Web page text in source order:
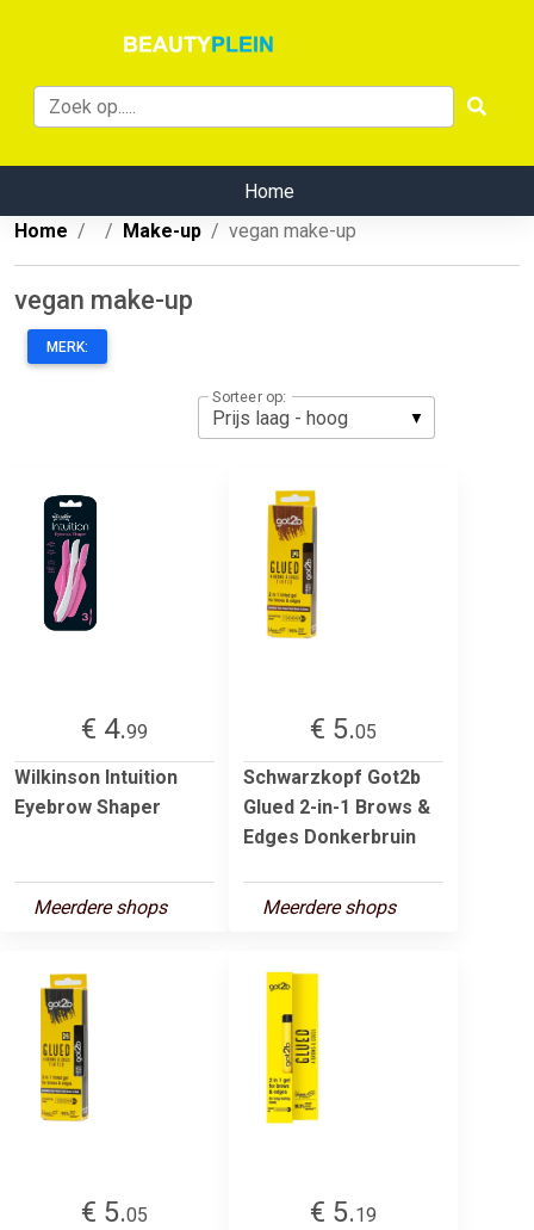
Home
Home
Make-up vegan make-up
vegan make-up
MERK:
Sorteer op:
€ 4.99
Wilkinson Intuition
Eyebrow Shaper
Meerdere shops
€ 5.05
Schwarzkopf Got2b
Glued 2-in-1 Brows &
Edges Donkerbruin
Meerdere shops
€ 5.05
€ 5.19